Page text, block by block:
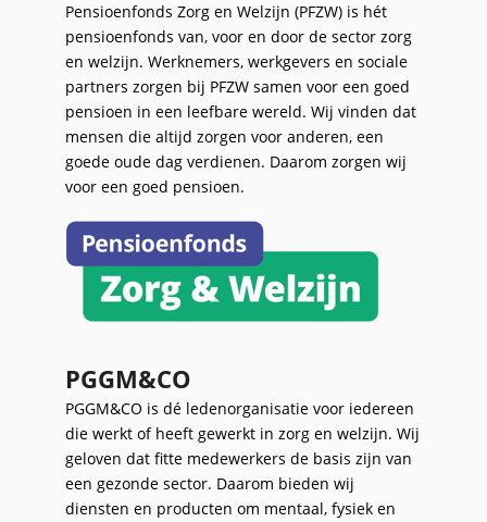
Pensioenfonds Zorg en Welzijn (PFZW) is hét
pensioenfonds van, voor en door de sector zorg
en welzijn. Werknemers, werkgevers en sociale
partners zorgen bij PFZW samen voor een goed
pensioen in een leefbare wereld. Wij vinden dat
mensen die altijd zorgen voor anderen, een
goede oude dag verdienen. Daarom zorgen wij
voor een goed pensioen.
PGGM&CO
PGGM&CO is dé ledenorganisatie voor iedereen
die werkt of heeft gewerkt in zorg en welzijn. Wij
geloven dat fitte medewerkers de basis zijn van
een gezonde sector. Daarom bieden wij
diensten en producten om mentaal, fysiek en